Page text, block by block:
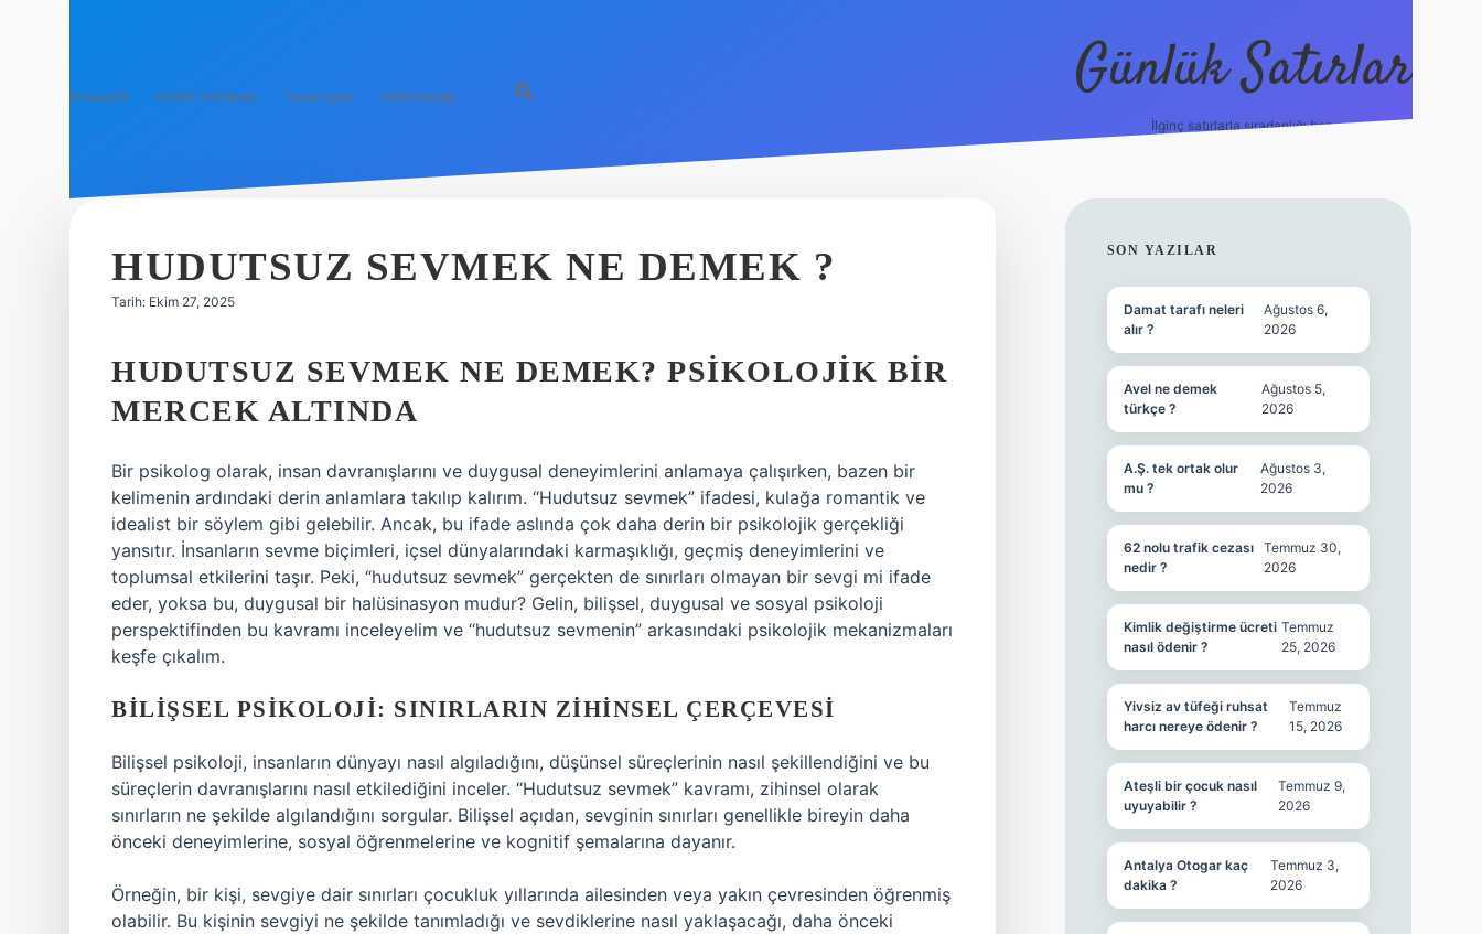
Anasayfa Gizlilik Politikası Yasal Uyarı Hakkımızda Günlük Satırlar
İlginç satırlarla sıradanlığı boz.
HUDUTSUZ SEVMEK NE DEMEK ?
Tarih: Ekim 27, 2025
HUDUTSUZ SEVMEK NE DEMEK? PSIKOLOJIK BIR
MERCEK ALTINDA
Bir psikolog olarak, insan davranışlarını ve duygusal deneyimlerini anlamaya çalışırken, bazen bir
kelimenin ardındaki derin anlamlara takılıp kalırım. “Hudutsuz sevmek” ifadesi, kulağa romantik ve
idealist bir söylem gibi gelebilir. Ancak, bu ifade aslında çok daha derin bir psikolojik gerçekliği
yansıtır. İnsanların sevme biçimleri, içsel dünyalarındaki karmaşıklığı, geçmiş deneyimlerini ve
toplumsal etkilerini taşır. Peki, “hudutsuz sevmek” gerçekten de sınırları olmayan bir sevgi mi ifade
eder, yoksa bu, duygusal bir halüsinasyon mudur? Gelin, bilişsel, duygusal ve sosyal psikoloji
perspektifinden bu kavramı inceleyelim ve “hudutsuz sevmenin” arkasındaki psikolojik mekanizmaları
keşfe çıkalım.
BILIŞSEL PSIKOLOJI: SINIRLARIN ZIHINSEL ÇERÇEVESI
Bilişsel psikoloji, insanların dünyayı nasıl algıladığını, düşünsel süreçlerinin nasıl şekillendiğini ve bu
süreçlerin davranışlarını nasıl etkilediğini inceler. “Hudutsuz sevmek” kavramı, zihinsel olarak
sınırların ne şekilde algılandığını sorgular. Bilişsel açıdan, sevginin sınırları genellikle bireyin daha
önceki deneyimlerine, sosyal öğrenmelerine ve kognitif şemalarına dayanır.
Örneğin, bir kişi, sevgiye dair sınırları çocukluk yıllarında ailesinden veya yakın çevresinden öğrenmiş
olabilir. Bu kişinin sevgiyi ne şekilde tanımladığı ve sevdiklerine nasıl yaklaşacağı, daha önceki
SIDEBAR
SON YAZILAR
Damat tarafı neleri
alır ?
Ağustos 6,
2026
Avel ne demek
türkçe ?
Ağustos 5,
2026
A.Ş. tek ortak olur
mu ?
Ağustos 3,
2026
62 nolu trafik cezası
nedir ?
Temmuz 30,
2026
Kimlik değiştirme ücreti
nasıl ödenir ?
Temmuz
25, 2026
Yivsiz av tüfeği ruhsat
harcı nereye ödenir ?
Temmuz
15, 2026
Ateşli bir çocuk nasıl
uyuyabilir ?
Temmuz 9,
2026
Antalya Otogar kaç
dakika ?
Temmuz 3,
2026
vdcasino güncel